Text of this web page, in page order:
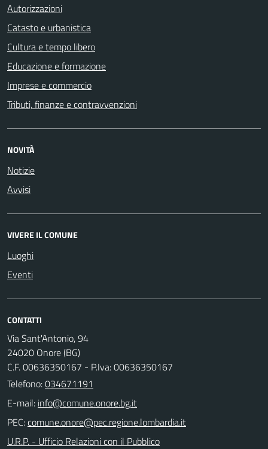
Autorizzazioni
Catasto e urbanistica
Cultura e tempo libero
Educazione e formazione
Imprese e commercio
Tributi, finanze e contravvenzioni
NOVITÀ
Notizie
Avvisi
VIVERE IL COMUNE
Luoghi
Eventi
CONTATTI
Via Sant'Antonio, 94
24020 Onore (BG)
C.F. 00636350167 - P.Iva: 00636350167
Telefono:034671191
E-mail:
PEC:
U.R.P. - Ufficio Relazioni con il Pubblico